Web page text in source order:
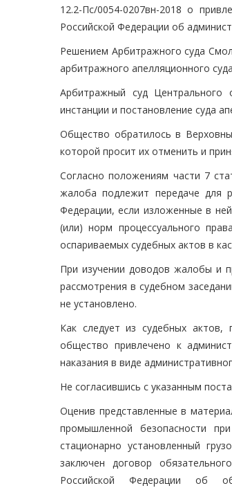
12.2-Пс/0054-0207вн-2018 о
Российской Федерации об
Решением Арбитражного суда
арбитражного апелляционного
Арбитражный суд Центрального
инстанции и постановление суда
Общество обратилось в
которой просит их отменить и
Согласно положениям части 7
жалоба подлежит передаче для
Федерации, если изложенные в
(или) норм процессуального
оспариваемых судебных актов в
При изучении доводов жалобы и
рассмотрения в судебном
не установлено.
Как следует из судебных актов,
общество привлечено к
наказания в виде
Не согласившись с указанным
Оценив представленные в
промышленной безопасности
стационарно установленный
заключен договор
Российской Федерации об